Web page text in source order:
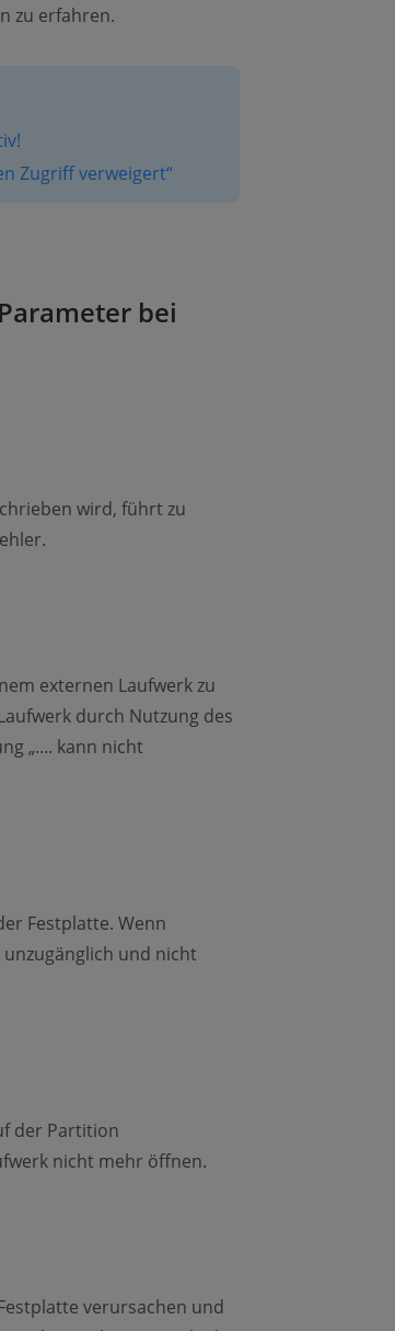
zu erfahren.
Zugriff verweigert“
bei
wird, führt zu
externen Laufwerk zu
durch Nutzung des
„.... kann nicht
Festplatte. Wenn
und nicht
der Partition
nicht mehr öffnen.
verursachen und